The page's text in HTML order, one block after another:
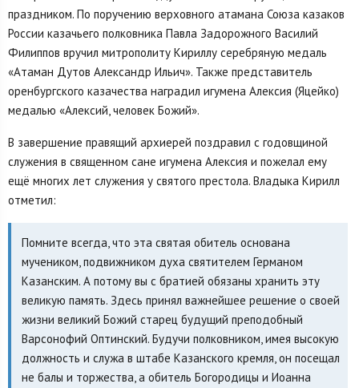
праздником. По поручению верховного атамана Союза казаков
России казачьего полковника Павла Задорожного Василий
Филиппов вручил митрополиту Кириллу серебряную медаль
«Атаман Дутов Александр Ильич». Также представитель
оренбургского казачества наградил игумена Алексия (Яцейко)
медалью «Алексий, человек Божий».
В завершение правящий архиерей поздравил с годовщиной
служения в священном сане игумена Алексия и пожелал ему
ещё многих лет служения у святого престола. Владыка Кирилл
отметил:
Помните всегда, что эта святая обитель основана
мучеником, подвижником духа святителем Германом
Казанским. А потому вы с братией обязаны хранить эту
великую память. Здесь принял важнейшее решение о своей
жизни великий Божий старец будущий преподобный
Варсонофий Оптинский. Будучи полковником, имея высокую
должность и служа в штабе Казанского кремля, он посещал
не балы и торжества, а обитель Богородицы и Иоанна